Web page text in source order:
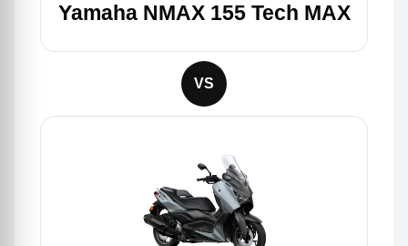
Yamaha NMAX 155 Tech MAX
VS